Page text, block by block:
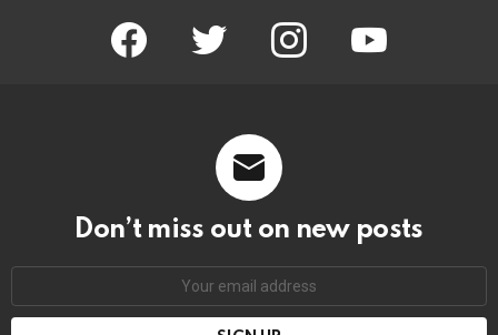
facebook twitter instagram youtube
Don’t miss out on new posts